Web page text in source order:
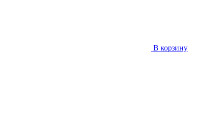
В корзину